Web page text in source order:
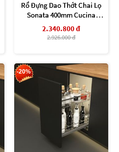
Rổ Đựng Dao Thớt Chai Lọ
Sonata 400mm Cucina
549.20.015
2.340.800 đ
2.926.000 đ
-20%